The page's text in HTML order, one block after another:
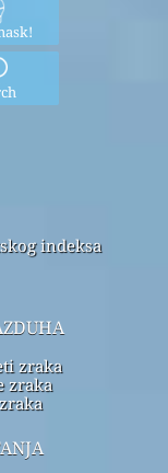
indeksa
zraka
zraka